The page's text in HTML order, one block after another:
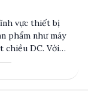
vực thiết bị
phẩm như máy
chiều DC. Với
của